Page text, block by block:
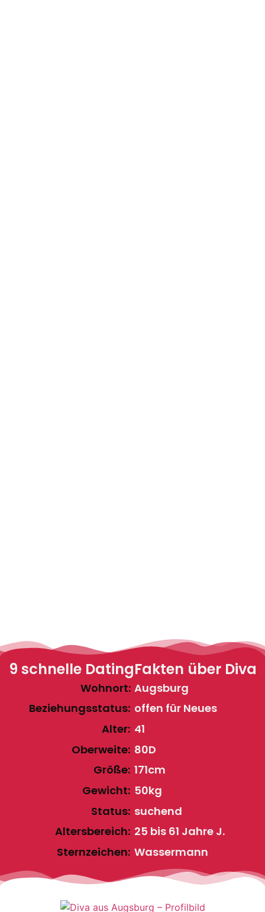
9 schnelle DatingFakten über Diva
Wohnort: Augsburg
Beziehungsstatus: offen für Neues
Alter: 41
Oberweite: 80D
Größe: 171cm
Gewicht: 50kg
Status: suchend
Altersbereich: 25 bis 61 Jahre J.
Sternzeichen: Wassermann